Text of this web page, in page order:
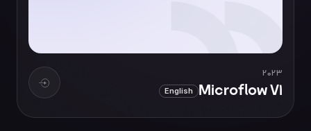
2023
Microflow V1
English